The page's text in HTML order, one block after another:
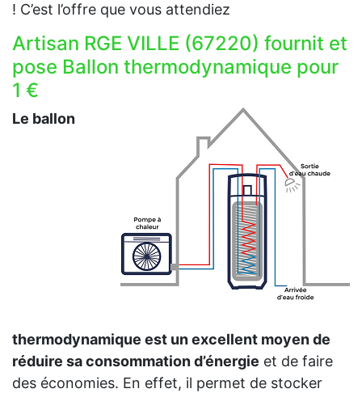
! C’est l’offre que vous attendiez
Artisan RGE VILLE (67220) fournit et
pose Ballon thermodynamique pour
1 €
Le ballon
thermodynamique est un excellent moyen de
réduire sa consommation d’énergie et de faire
des économies. En effet, il permet de stocker